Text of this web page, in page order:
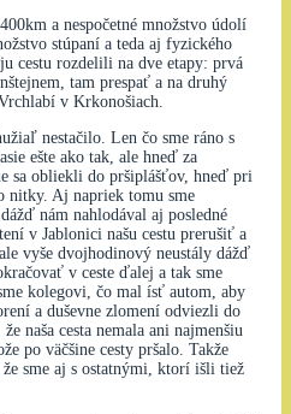
a nespočetné množstvo údolí
stúpaní a teda aj fyzického
cestu rozdelili na dve etapy: prvá
tam prespať a na druhý
v Krkonošiach.
nestačilo. Len čo sme ráno s
ešte ako tak, ale hneď za
sa obliekli do pršiplášťov, hneď pri
nitky. Aj napriek tomu sme
nám nahlodával aj posledné
v Jablonici našu cestu prerušiť a
vyše dvojhodinový neustály dážď
v ceste ďalej a tak sme
kolegovi, čo mal ísť autom, aby
a duševne zlomení odviezli do
naša cesta nemala ani najmenšiu
po väčšine cesty pršalo. Takže
sme aj s ostatnými, ktorí išli tiež